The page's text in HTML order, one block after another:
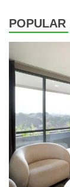
POPULAR